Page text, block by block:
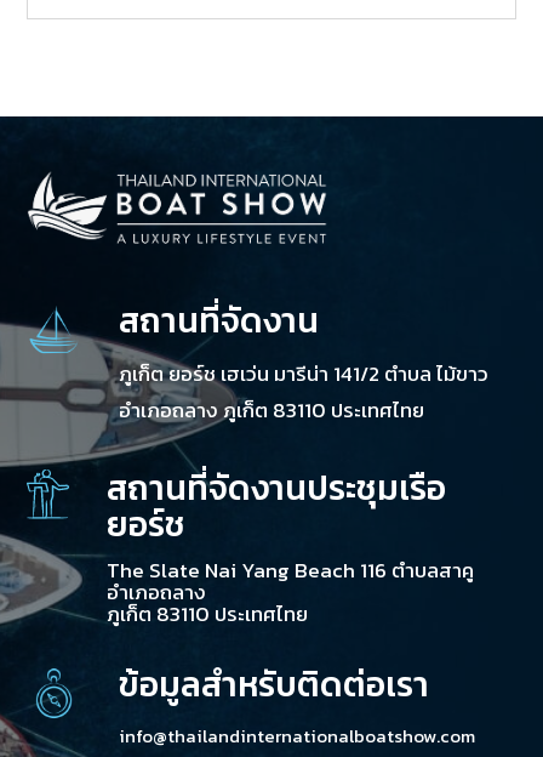
สถานที่จัดงาน
ภูเก็ต ยอร์ช เฮเว่น มารีน่า 141/2 ตำบล ไม้ขาว
อำเภอถลาง ภูเก็ต 83110 ประเทศไทย
สถานที่จัดงานประชุมเรือ
ยอร์ช
The Slate Nai Yang Beach 116 ตำบลสาคู
อำเภอถลาง
ภูเก็ต 83110 ประเทศไทย
ข้อมูลสำหรับติดต่อเรา
info@thailandinternationalboatshow.com